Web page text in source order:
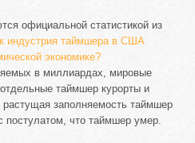
официальной статистикой из
индустрия таймшера в США
экономике?
в миллиардах, мировые
таймшер курорты и
заполняемость таймшер
постулатом, что таймшер умер.